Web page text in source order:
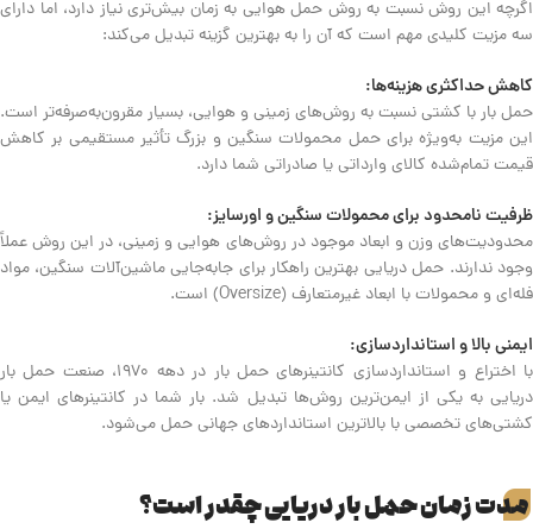
اگرچه این روش نسبت به روش حمل هوایی به زمان بیش‌تری نیاز دارد، اما دارای
سه‌ مزیت کلیدی مهم است که آن را به بهترین گزینه تبدیل می‌کند:
کاهش حداکثری هزینه‌ها:
حمل بار با کشتی نسبت به روش‌های زمینی و هوایی، بسیار مقرون‌به‌صرفه‌تر است.
این مزیت به‌ویژه برای حمل محمولات سنگین و بزرگ تأثیر مستقیمی بر کاهش
قیمت تمام‌شده کالای وارداتی یا صادراتی شما دارد.
ظرفیت نامحدود برای محمولات سنگین و اورسایز:
محدودیت‌های وزن و ابعاد موجود در روش‌های هوایی و زمینی، در این روش عملاً
وجود ندارند. حمل دریایی بهترین راهکار برای جابه‌جایی ماشین‌آلات سنگین، مواد
فله‌ای و محمولات با ابعاد غیرمتعارف (Oversize) است.
ایمنی بالا و استانداردسازی:
با اختراع و استانداردسازی کانتینرهای حمل بار در دهه ۱۹۷۰، صنعت حمل بار
دریایی به یکی از ایمن‌ترین روش‌ها تبدیل شد. بار شما در کانتینرهای ایمن یا
کشتی‌های تخصصی با بالاترین استانداردهای جهانی حمل می‌شود.
مدت زمان حمل بار دریایی چقدر است؟